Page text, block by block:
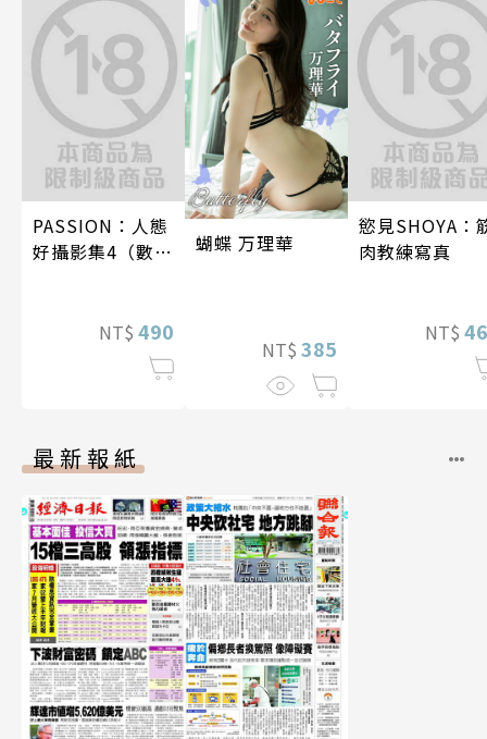
PASSION：人態
好攝影集4（數位
NT$ 490
蝴蝶 万理華
NT$ 385
慾見SHOYA：
肉教練寫真
NT$
最新報紙